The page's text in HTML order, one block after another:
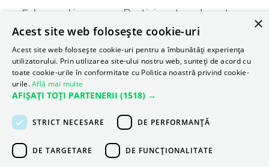
In cazul in care un Participant nu doreste
inregistrarea convorbirii sau nu furnizeaza
toate informatiile necesare procesului de
validare, dupa incheierea apelului acesta va
primi un sms/ e-mail (la adresa furnizata la
telefon) la care poate raspunde cu datele
sale de contact necesare pentru procesul de
validare si inmanare a premiilor, in termen de
2 (doua) zile lucratoare. Daca datele trimise
×
Acest site web folosește cookie-uri
Acest site web folosește cookie-uri pentru a îmbunătăți experiența
utilizatorului. Prin utilizarea site-ului nostru web, sunteți de acord cu
toate cookie-urile în conformitate cu Politica noastră privind cookie-
urile.Află mai multe
AFIȘAȚI TOȚI PARTENERII (1518) →
STRICT NECESARE DE PERFORMANȚĂ
DE TARGETARE DE FUNCŢIONALITATE